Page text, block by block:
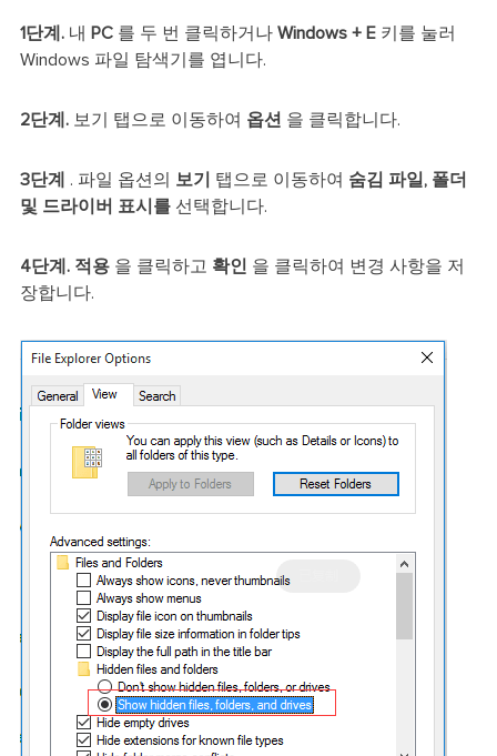
1단계.내 PC를 두 번 클릭하거나 Windows + E키를 눌러
Windows 파일 탐색기를 엽니다.
2단계.보기 탭으로 이동하여 옵션 을 클릭합니다.
3단계 . 파일 옵션의 보기 탭으로 이동하여 숨김 파일, 폴더
및 드라이버 표시를선택합니다.
4단계. 적용을 클릭하고 확인 을 클릭하여 변경 사항을 저
장합니다.